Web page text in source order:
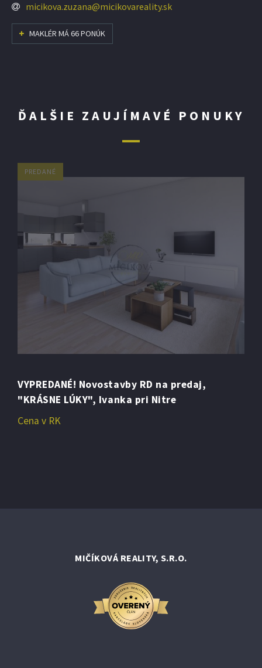
micikova.zuzana@micikovareality.sk
MAKLÉR MÁ 66 PONÚK
ĎALŠIE ZAUJÍMAVÉ PONUKY
PREDANÉ
PREDANÉ! Predáme novostavbu RD "Na kľúč",
Veľký Lapáš, okr. Nitra
209.000,- €
MIČÍKOVÁ REALITY, S.R.O.